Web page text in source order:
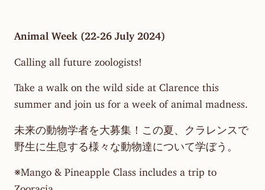
Animal Week (22-26 July 2024)
Calling all future zoologists!
Take a walk on the wild side at Clarence this
summer and join us for a week of animal madness.
未来の動物学者を大募集！この夏、クラレンスで
野生に生息する様々な動物達について学ぼう。
※Mango & Pineapple Class includes a trip to
Zooracia.